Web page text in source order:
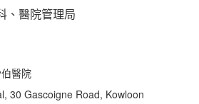
、醫院管理局
醫院
30 Gascoigne Road, Kowloon